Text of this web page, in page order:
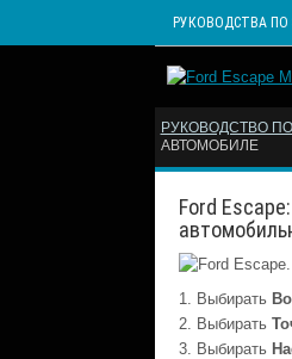
РУКОВОДСТВА ПО
РУКОВОДСТВО ПО
АВТОМОБИЛЕ
Ford
Выбирать
Выбирать
Выбирать